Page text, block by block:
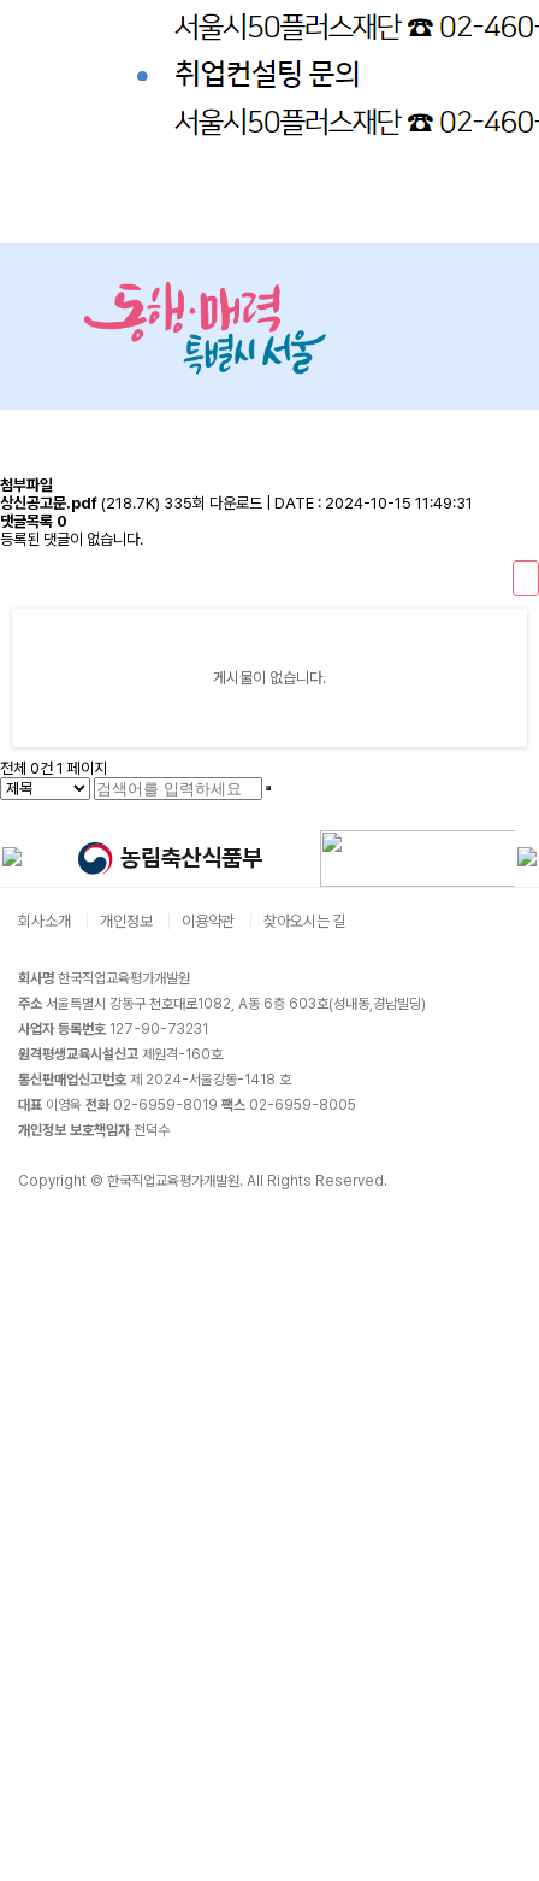
첨부파일
상신공고문.pdf (218.7K) 335회 다운로드
DATE : 2024-10-15 11:49:31
댓글목록 0
등록된 댓글이 없습니다.
게시물이 없습니다.
전체 0건 1 페이지
회사소개 개인정보 이용약관 찾아오시는 길
회사명 한국직업교육평가개발원
주소 서울특별시 강동구 천호대로1082, A동 6층 603호(성내동,경남빌딩)
사업자 등록번호 127-90-73231
원격평생교육시설신고 제원격-160호
통신판매업신고번호 제 2024-서울강동-1418 호
대표 이영욱 전화02-6959-8019 팩스 02-6959-8005
개인정보 보호책임자전덕수
Copyright © 한국직업교육평가개발원. All Rights Reserved.